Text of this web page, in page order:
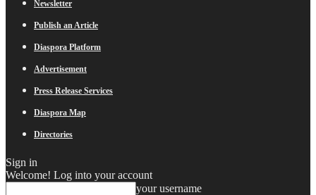
Newsletter
Publish an Article
Diaspora Platform
Advertisement
Press Release Services
Diaspora Map
Directories
Sign in
Welcome! Log into your account
your username